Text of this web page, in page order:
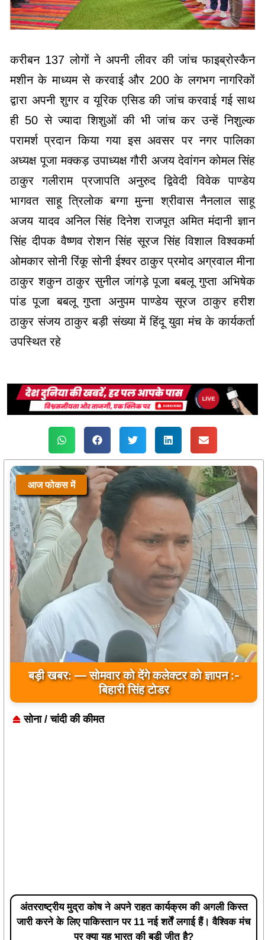
करीबन 137 लोगों ने अपनी लीवर की जांच फाइब्रोस्कैन
द्वारा अपनी शुगर व यूरिक एसिड की जांच करवाई गई साथ
ही 50 से ज्यादा शिशुओं की भी जांच कर उन्हें निशुल्क
परामर्श प्रदान किया गया इस अवसर पर नगर पालिका
अध्यक्ष पूजा मक्कड़ उपाध्यक्ष गौरी अजय देवांगन कोमल सिंह
ठाकुर गलीराम प्रजापति अनुरुद द्विवेदी विवेक पाण्डेय
भागवत साहू त्रिलोक बग्गा मुन्ना श्रीवास नैनलाल साहू
अजय यादव अनिल सिंह दिनेश राजपूत अमित मंदानी ज्ञान
सिंह दीपक वैष्णव रोशन सिंह सूरज सिंह विशाल विश्वकर्मा
ओमकार सोनी रिंकू सोनी ईश्वर ठाकुर प्रमोद अग्रवाल मीना
ठाकुर शकुन ठाकुर सुनील जांगड़े पूजा बबलू गुप्ता अभिषेक
पांड पूजा बबलू गुप्ता अनुपम पाण्डेय सूरज ठाकुर हरीश
ठाकुर संजय ठाकुर बड़ी संख्या में हिंदू युवा मंच के कार्यकर्ता
उपस्थित रहे
आज फोकस में
बड़ी खबर: — सोमवार को देंगे कलेक्टर को ज्ञापन :-
बिहारी सिंह टोडर
सोना / चांदी की कीमत
पर क्या यह भारत की बड़ी जीत है?
हाँ